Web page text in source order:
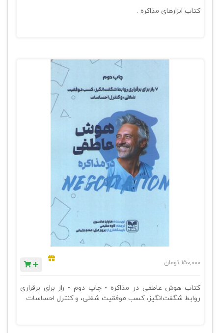
کتاب ابزارهای مذاکره .
150,000 تومان
کتاب هوش عاطفی در مذاکره - چاپ دوم - راز برای برقراری
روابط شگفت‌انگیز، کسب موفقیت شغلی، و کنترل احساسات